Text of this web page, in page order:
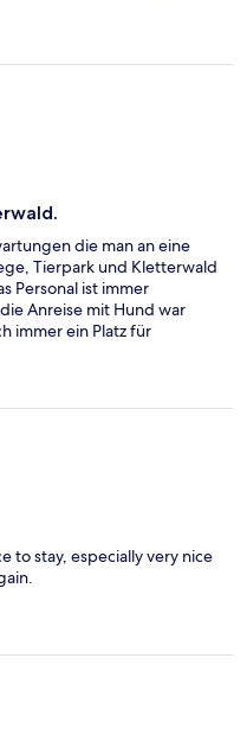
die man an eine
Tierpark und Kletterwald
Personal ist immer
Anreise mit Hund war
immer ein Platz für
im Hotel selbst lässt
wieder gerne.
to stay, especially very nice